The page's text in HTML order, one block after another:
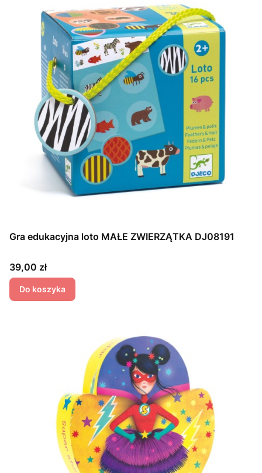
Gra edukacyjna loto MAŁE ZWIERZĄTKA DJ08191
Cena
39,00 zł
Do koszyka